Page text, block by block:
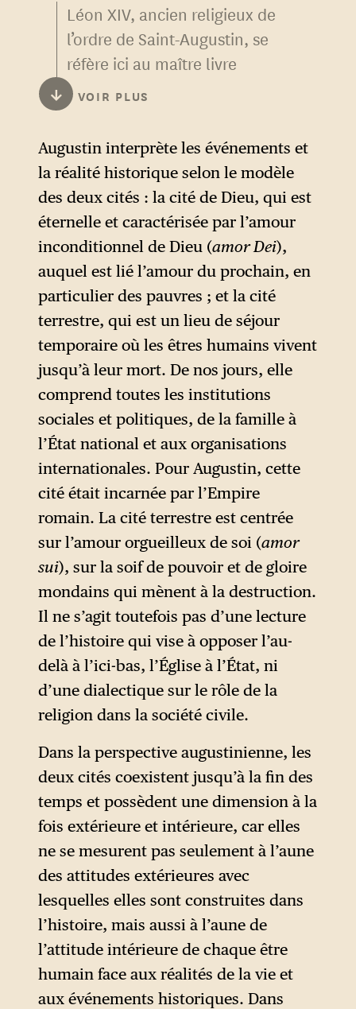
Léon XIV, ancien religieux de
l’ordre de Saint-Augustin, se
réfère ici au maître livre
d’Augustin d’Hippone, rédigé
entre 413 et 426 :
Dieu
, ouvrage dans lequel
Augustin déploie une
théologie chrétienne de
l’histoire pour répondre aux
inquiétudes de ses
contemporains après le sac de
Rome par les Wisigoths
d’Alaric, en 410.
Face à un événement inouï à
l’échelle de l’histoire du
monde, qui semblait remettre
en cause la protection divine
accordée à la Ville Éternelle,
les chrétiens s’étaient
retrouvés face à un problème
existentiel : la conversion de
l’Empire romain au
christianisme, près d’un siècle
auparavant, n’avait-elle pas
été à l’origine des malheurs
qui venaient de fondre sur la
capitale du monde connu ?
C’est contre de telles
supputations que l’évêque
d’Hippone écrit et livre sa
théologie de la chute et de la
succession des Empires.
Très habilement, Léon XIV cite
à ce propos les catéchèses
publiques de Benoît XVI, ce
qui lui permet de s’inscrire
dans la continuité du pape
allemand après avoir salué la
mémoire de François.
↓ VOIR PLUS
Augustin interprète les événements et
la réalité historique selon le modèle
des deux cités : la cité de Dieu, qui est
éternelle et caractérisée par l’amour
inconditionnel de Dieu (amor Dei),
auquel est lié l’amour du prochain, en
particulier des pauvres ; et la cité
terrestre, qui est un lieu de séjour
temporaire où les êtres humains vivent
jusqu’à leur mort. De nos jours, elle
comprend toutes les institutions
sociales et politiques, de la famille à
l’État national et aux organisations
internationales. Pour Augustin, cette
cité était incarnée par l’Empire
romain. La cité terrestre est centrée
sur l’amour orgueilleux de soi (amor
sui), sur la soif de pouvoir et de gloire
mondains qui mènent à la destruction.
Il ne s’agit toutefois pas d’une lecture
de l’histoire qui vise à opposer l’au-
delà à l’ici-bas, l’Église à l’État, ni
d’une dialectique sur le rôle de la
religion dans la société civile.
Dans la perspective augustinienne, les
deux cités coexistent jusqu’à la fin des
temps et possèdent une dimension à la
fois extérieure et intérieure, car elles
ne se mesurent pas seulement à l’aune
des attitudes extérieures avec
lesquelles elles sont construites dans
l’histoire, mais aussi à l’aune de
l’attitude intérieure de chaque être
humain face aux réalités de la vie et
aux événements historiques. Dans